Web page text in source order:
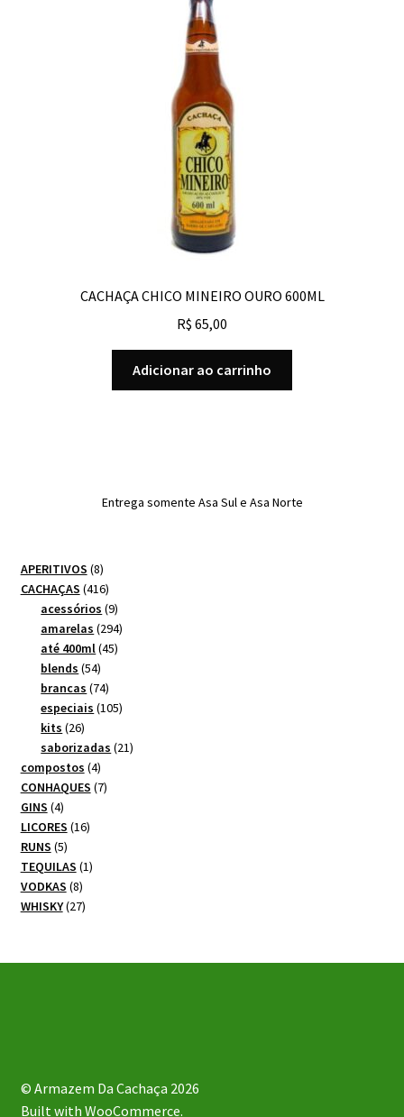
CACHAÇA CHICO MINEIRO OURO 600ML
R$ 65,00
Adicionar ao carrinho
Entrega somente Asa Sul e Asa Norte
APERITIVOS 88
produtos
CACHAÇAS 416416
produtos
acessórios 99
produtos
amarelas 294294
até 400ml 4545
blends 5454
produtos
brancas 7474
produtos
especiais 105105
kits 2626
produtos
saborizadas 2121
compostos 44
produtos
CONHAQUES 77
GINS 44
produtos
LICORES 1616
RUNS 55
produtos
TEQUILAS 11
VODKAS 88
produtos
WHISKY 2727
© Armazem Da Cachaça 2026
Built with WooCommerce.